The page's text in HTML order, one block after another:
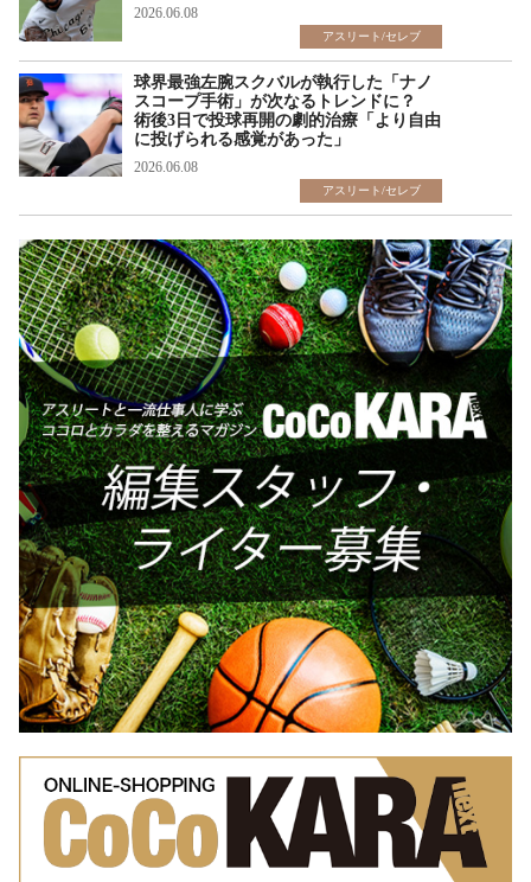
2026.06.08
アスリート/セレブ
球界最強左腕スクバルが執行した「ナノ
スコープ手術」が次なるトレンドに？
術後3日で投球再開の劇的治療「より自由
に投げられる感覚があった」
2026.06.08
アスリート/セレブ